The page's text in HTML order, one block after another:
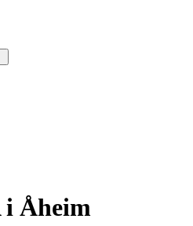
i Åheim